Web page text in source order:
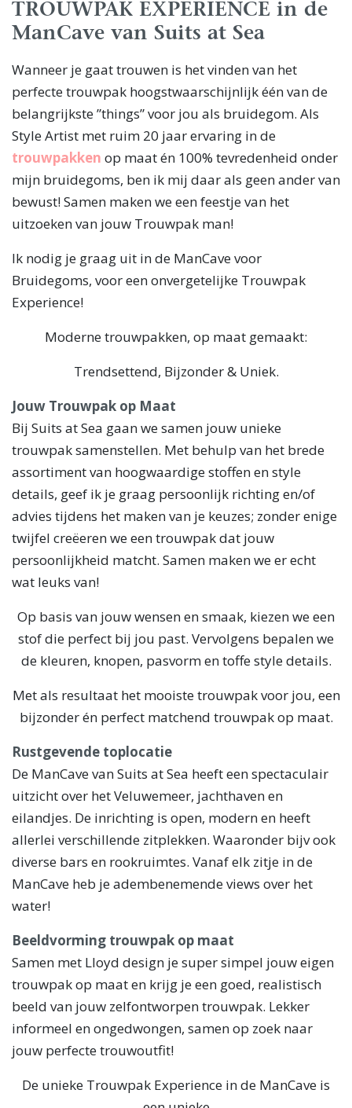
TROUWPAK EXPERIENCE in de
ManCave van Suits at Sea
Wanneer je gaat trouwen is het vinden van het
perfecte trouwpak hoogstwaarschijnlijk één van de
belangrijkste ”things” voor jou als bruidegom. Als
Style Artist met ruim 20 jaar ervaring in de
trouwpakken op maat én 100% tevredenheid onder
mijn bruidegoms, ben ik mij daar als geen ander van
bewust! Samen maken we een feestje van het
uitzoeken van jouw Trouwpak man!
Ik nodig je graag uit in de ManCave voor
Bruidegoms, voor een onvergetelijke Trouwpak
Experience!
Moderne trouwpakken, op maat gemaakt:
Trendsettend, Bijzonder & Uniek.
Jouw Trouwpak op Maat
Bij Suits at Sea gaan we samen jouw unieke
trouwpak samenstellen. Met behulp van het brede
assortiment van hoogwaardige stoffen en style
details, geef ik je graag persoonlijk richting en/of
advies tijdens het maken van je keuzes; zonder enige
twijfel creëeren we een trouwpak dat jouw
persoonlijkheid matcht. Samen maken we er echt
wat leuks van!
Op basis van jouw wensen en smaak, kiezen we een
stof die perfect bij jou past. Vervolgens bepalen we
de kleuren, knopen, pasvorm en toffe style details.
Met als resultaat het mooiste trouwpak voor jou, een
bijzonder én perfect matchend trouwpak op maat.
Rustgevende toplocatie
De ManCave van Suits at Sea heeft een spectaculair
uitzicht over het Veluwemeer, jachthaven en
eilandjes. De inrichting is open, modern en heeft
allerlei verschillende zitplekken. Waaronder bijv ook
diverse bars en rookruimtes. Vanaf elk zitje in de
ManCave heb je adembenemende views over het
water!
Beeldvorming trouwpak op maat
Samen met Lloyd design je super simpel jouw eigen
trouwpak op maat en krijg je een goed, realistisch
beeld van jouw zelfontworpen trouwpak. Lekker
informeel en ongedwongen, samen op zoek naar
jouw perfecte trouwoutfit!
De unieke Trouwpak Experience in de ManCave is